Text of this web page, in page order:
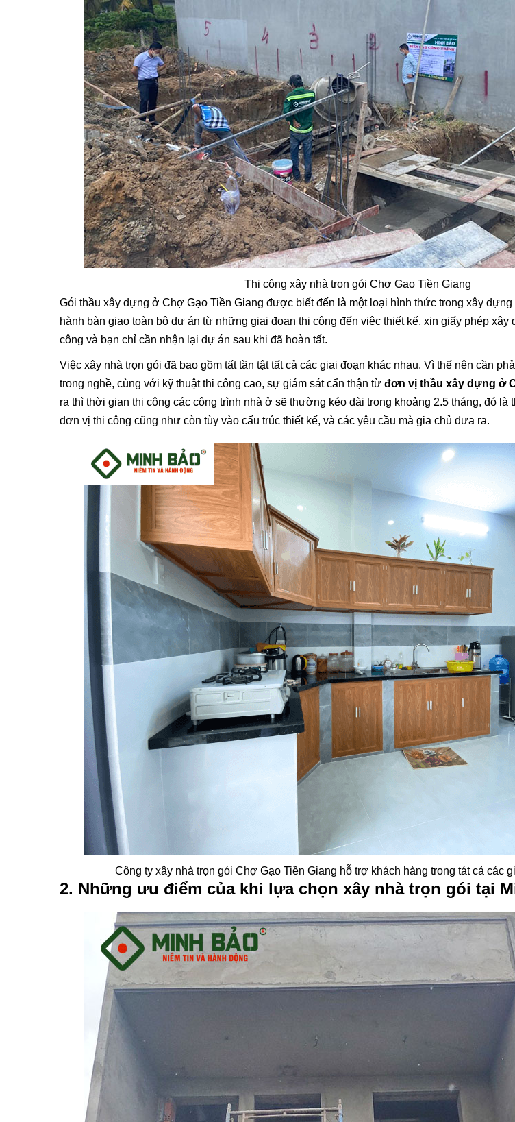
Thi công xây nhà trọn gói Chợ Gạo Tiền Giang
Gói thầu xây dựng ở Chợ Gạo Tiền Giang được biết đến là một loại hình thức trong xây
hành bàn giao toàn bộ dự án từ những giai đoạn thi công đến việc thiết kế, xin giấy phép xây
công và bạn chỉ cần nhận lại dự án sau khi đã hoàn tất.
Việc xây nhà trọn gói đã bao gồm tất tần tật tất cả các giai đoạn khác nhau. Vì thế nên cần
trong nghề, cùng với kỹ thuật thi công cao, sự giám sát cẩn thận từ đơn vị thầu xây dựng ở
ra thì thời gian thi công các công trình nhà ở sẽ thường kéo dài trong khoảng 2.5 tháng, đó là
đơn vị thi công cũng như còn tùy vào cấu trúc thiết kế, và các yêu cầu mà gia chủ đưa ra.
Công ty xây nhà trọn gói Chợ Gạo Tiền Giang hỗ trợ khách hàng trong tát cả các
2. Những ưu điểm của khi lựa chọn xây nhà trọn gói tại